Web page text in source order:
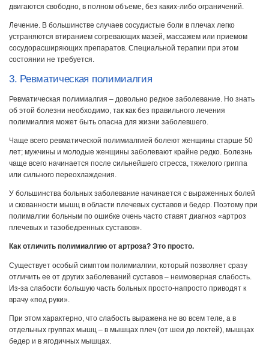
двигаются свободно, в полном объеме, без каких-либо ограничений.
Лечение. В большинстве случаев сосудистые боли в плечах легко
устраняются втиранием согревающих мазей, массажем или приемом
сосудорасширяющих препаратов. Специальной терапии при этом
состоянии не требуется.
3. Ревматическая полимиалгия
Ревматическая полимиалгия – довольно редкое заболевание. Но знать
об этой болезни необходимо, так как без правильного лечения
полимиалгия может быть опасна для жизни заболевшего.
Чаще всего ревматической полимиалгией болеют женщины старше 50
лет; мужчины и молодые женщины заболевают крайне редко. Болезнь
чаще всего начинается после сильнейшего стресса, тяжелого гриппа
или сильного переохлаждения.
У большинства больных заболевание начинается с выраженных болей
и скованности мышц в области плечевых суставов и бедер. Поэтому при
полималгии больным по ошибке очень часто ставят диагноз «артроз
плечевых и тазобедренных суставов».
Как отличить полимиалгию от артроза? Это просто.
Существует особый симптом полимиалгии, который позволяет сразу
отличить ее от других заболеваний суставов – неимоверная слабость.
Из-за слабости большую часть больных просто-напросто приводят к
врачу «под руки».
При этом характерно, что слабость выражена не во всем теле, а в
отдельных группах мышц – в мышцах плеч (от шеи до локтей), мышцах
бедер и в ягодичных мышцах.